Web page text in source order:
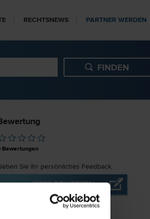
RECHTSNEWS PARTNER WERDEN
Bewertungen
Sie Ihr persönliches Feedback.
JETZT BEWERTEN